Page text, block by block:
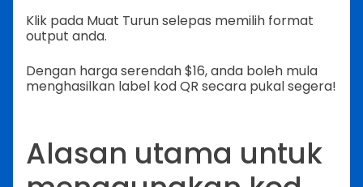
Klik pada Muat Turun selepas memilih format
output anda.
Dengan harga serendah $16, anda boleh mula
menghasilkan label kod QR secara pukal segera!
Alasan utama untuk